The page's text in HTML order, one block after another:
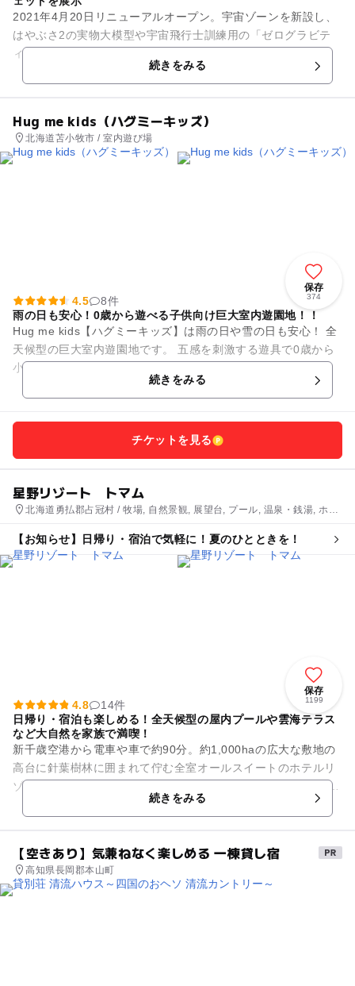
2021年4月20日リニューアルオープン。宇宙ゾーンを新設し、
はやぶさ2の実物大模型や宇宙飛行士訓練用の「ゼログラビテ
ィ360」があり、楽しく遊んで航空・科学・宇宙を体験でき
続きをみる
Hug me kids（ハグミーキッズ）
北海道苫小牧市 / 室内遊び場
保存
374
4.5
8件
雨の日も安心！0歳から遊べる子供向け巨大室内遊園地！！
Hug me kids【ハグミーキッズ】は雨の日や雪の日も安心！ 全
天候型の巨大室内遊園地です。 五感を刺激する遊具で0歳から
小学6年生まで、お子様の成長に合わせた遊びができます。
続きをみる
チケットを見る
星野リゾート トマム
北海道勇払郡占冠村 / 牧場, 自然景観, 展望台, プール, 温泉・銭湯, ホテ
【お知らせ】日帰り・宿泊で気軽に！夏のひとときを！
保存
1199
4.8
14件
日帰り・宿泊も楽しめる！全天候型の屋内プールや雲海テラス
など大自然を家族で満喫！
新千歳空港から電車や車で約90分。約1,000haの広大な敷地の
高台に針葉樹林に囲まれて佇む全室オールスイートのホテルリ
ゾート。 宿泊者はもちろん、日帰りでも楽しめる体験やアクテ
続きをみる
【空きあり】気兼ねなく楽しめる 一棟貸し宿
高知県長岡郡本山町